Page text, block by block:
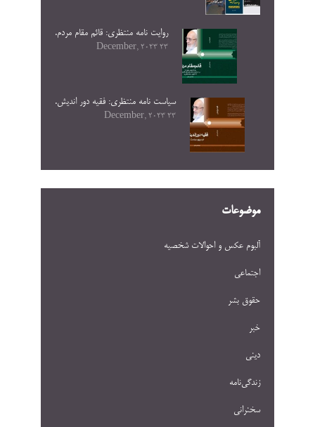
روایت نامه منتظری: قائم مقام مردم.
23 December, 2023
سیاست نامه منتظری: فقیه دور اندیش.
23 December, 2023
موضوعات
آلبوم عکس و احوالات شخصيه
اجتماعی
حقوق بشر
خبر
دینی
زندگی‌نامه
سخنرانی